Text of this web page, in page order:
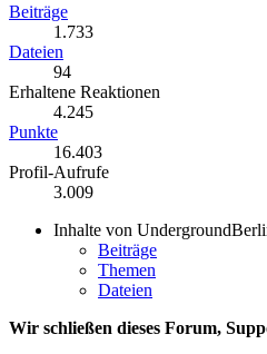
Beiträge
1.733
Dateien
94
Erhaltene Reaktionen
4.245
Punkte
16.403
Profil-Aufrufe
3.009
Inhalte von
Beiträge
Themen
Dateien
Wir schließen dieses Forum,